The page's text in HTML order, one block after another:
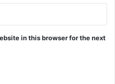
in this browser for the next